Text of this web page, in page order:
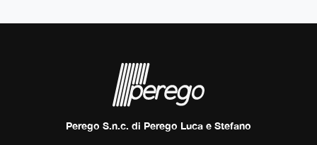
Perego S.n.c. di Perego Luca e Stefano